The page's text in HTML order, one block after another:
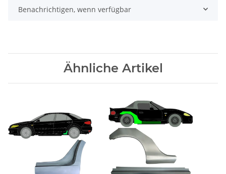
Benachrichtigen, wenn verfügbar
Ähnliche Artikel